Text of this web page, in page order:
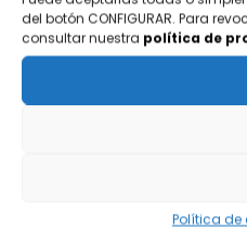
del botón CONFIGURAR. Para
consultar nuestra política de
Política de
Pol. Ezcabarte calle
31194 Oricain -